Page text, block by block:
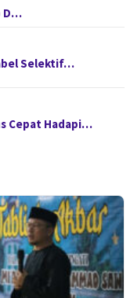
D…
Selektif…
Cepat Hadapi…